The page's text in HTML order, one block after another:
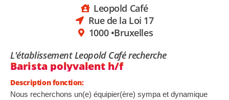
Leopold Café
Rue de la Loi 17
1000 •Bruxelles
L'établissement Leopold Café recherche
Barista polyvalent h/f
Description fonction:
Nous recherchons un(e) équipier(ère) sympa et dynamique